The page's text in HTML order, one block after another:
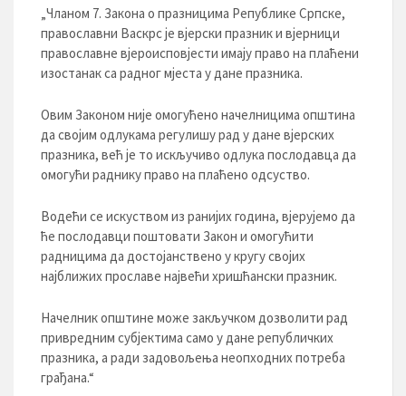
„Чланом 7. Закона о празницима Републике Српске,
православни Васкрс је вјерски празник и вјерници
православне вјероисповјести имају право на плаћени
изостанак са радног мјеста у дане празника.
Овим Законом није омогућено начелницима општина
да својим одлукама регулишу рад у дане вјерских
празника, већ је то искључиво одлука послодавца да
омогући раднику право на плаћено одсуство.
Водећи се искуством из ранијих година, вјерујемо да
ће послодавци поштовати Закон и омогућити
радницима да достојанствено у кругу својих
најближих прославе највећи хришћански празник.
Начелник општине може закључком дозволити рад
привредним субјектима само у дане републичких
празника, а ради задовољења неопходних потреба
грађана.“